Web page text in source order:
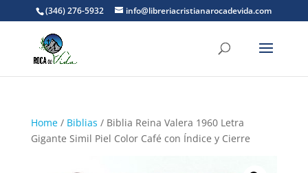
(346) 276-5932 info@libreriacristianarocadevida.com
Home/ Biblias / Biblia Reina Valera 1960 Letra
Gigante Simil Piel Color Café con Índice y Cierre